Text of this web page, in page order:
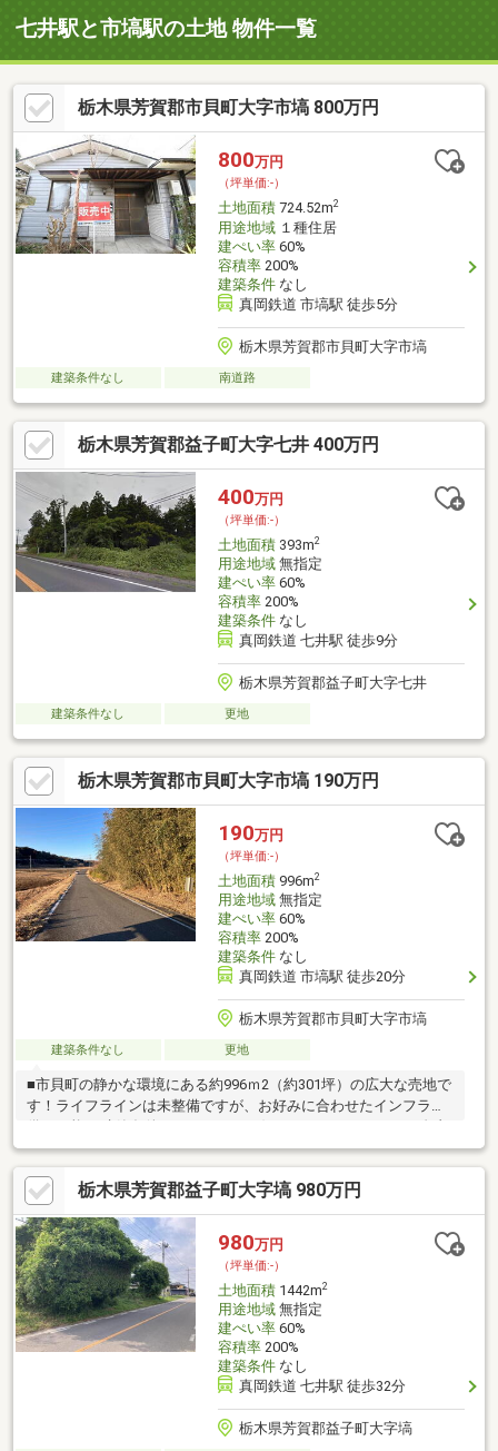
七井駅と市塙駅の土地 物件一覧
栃木県芳賀郡市貝町大字市塙 800万円
800万円
（坪単価:-）
土地面積724.52m2
用途地域１種住居
建ぺい率60%
容積率200%
建築条件なし
真岡鉄道 市塙駅 徒歩5分
栃木県芳賀郡市貝町大字市塙
建築条件なし 南道路
栃木県芳賀郡益子町大字七井 400万円
400万円
（坪単価:-）
土地面積393m2
用途地域無指定
建ぺい率60%
容積率200%
建築条件なし
真岡鉄道 七井駅 徒歩9分
栃木県芳賀郡益子町大字七井
建築条件なし 更地
栃木県芳賀郡市貝町大字市塙 190万円
190万円
（坪単価:-）
土地面積996m2
用途地域無指定
建ぺい率60%
容積率200%
建築条件なし
真岡鉄道 市塙駅 徒歩20分
栃木県芳賀郡市貝町大字市塙
建築条件なし 更地
■市貝町の静かな環境にある約996ｍ2（約301坪）の広大な売地で
す！ライフラインは未整備ですが、お好みに合わせたインフラ整
に設計できます！■事業用地としても活用できる立地で、アイデ
ア次第で可能性は無限大♪ぜひ一度、現地をご確認ください！
栃木県芳賀郡益子町大字塙 980万円
980万円
（坪単価:-）
土地面積1442m2
用途地域無指定
建ぺい率60%
容積率200%
建築条件なし
真岡鉄道 七井駅 徒歩32分
栃木県芳賀郡益子町大字塙